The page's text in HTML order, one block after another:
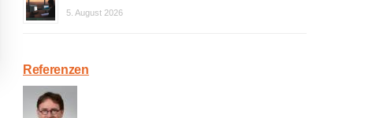
5. August 2026
Referenzen